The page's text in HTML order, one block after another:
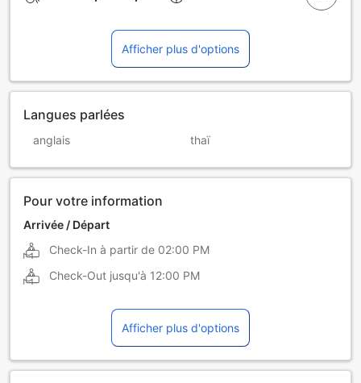
Afficher plus d'options
Langues parlées
anglais thaï
Pour votre information
Arrivée / Départ
Check-In à partir de 02:00 PM
Check-Out jusqu'à 12:00 PM
Afficher plus d'options